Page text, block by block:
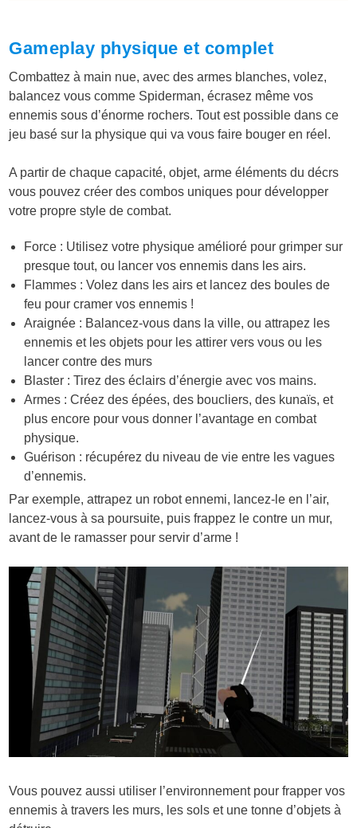
Gameplay physique et complet
Combattez à main nue, avec des armes blanches, volez,
balancez vous comme Spiderman, écrasez même vos
ennemis sous d’énorme rochers. Tout est possible dans ce
jeu basé sur la physique qui va vous faire bouger en réel.
A partir de chaque capacité, objet, arme éléments du décrs
vous pouvez créer des combos uniques pour développer
votre propre style de combat.
Force : Utilisez votre physique amélioré pour grimper sur
presque tout, ou lancer vos ennemis dans les airs.
Flammes : Volez dans les airs et lancez des boules de
feu pour cramer vos ennemis !
Araignée : Balancez-vous dans la ville, ou attrapez les
ennemis et les objets pour les attirer vers vous ou les
lancer contre des murs
Blaster : Tirez des éclairs d’énergie avec vos mains.
Armes : Créez des épées, des boucliers, des kunaïs, et
plus encore pour vous donner l’avantage en combat
physique.
Guérison : récupérez du niveau de vie entre les vagues
d’ennemis.
Par exemple, attrapez un robot ennemi, lancez-le en l’air,
lancez-vous à sa poursuite, puis frappez le contre un mur,
avant de le ramasser pour servir d’arme !
Vous pouvez aussi utiliser l’environnement pour frapper vos
ennemis à travers les murs, les sols et une tonne d’objets à